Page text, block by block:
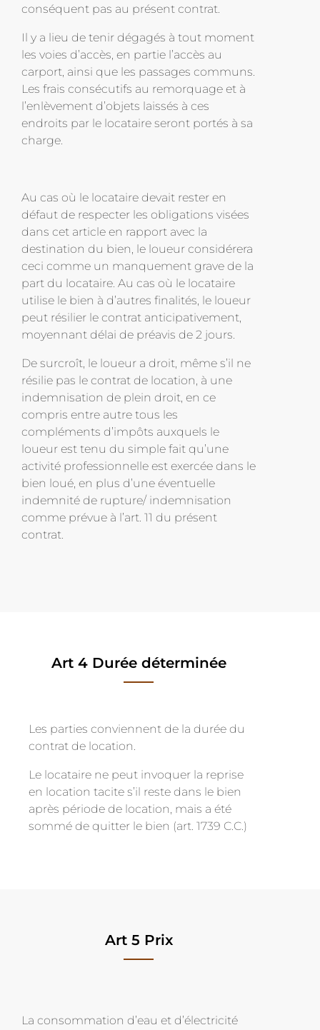
conséquent pas au présent contrat.
Il y a lieu de tenir dégagés à tout moment
les voies d’accès, en partie l’accès au
carport, ainsi que les passages communs.
Les frais consécutifs au remorquage et à
l’enlèvement d’objets laissés à ces
endroits par le locataire seront portés à sa
charge.
Au cas où le locataire devait rester en
défaut de respecter les obligations visées
dans cet article en rapport avec la
destination du bien, le loueur considérera
ceci comme un manquement grave de la
part du locataire. Au cas où le locataire
utilise le bien à d’autres finalités, le loueur
peut résilier le contrat anticipativement,
moyennant délai de préavis de 2 jours.
De surcroît, le loueur a droit, même s’il ne
résilie pas le contrat de location, à une
indemnisation de plein droit, en ce
compris entre autre tous les
compléments d’impôts auxquels le
loueur est tenu du simple fait qu’une
activité professionnelle est exercée dans le
bien loué, en plus d’une éventuelle
indemnité de rupture/ indemnisation
comme prévue à l’art. 11 du présent
contrat.
Art 4 Durée déterminée
Les parties conviennent de la durée du
contrat de location.
Le locataire ne peut invoquer la reprise
en location tacite s’il reste dans le bien
après période de location, mais a été
sommé de quitter le bien (art. 1739 C.C.)
Art 5 Prix
La consommation d’eau et d’électricité